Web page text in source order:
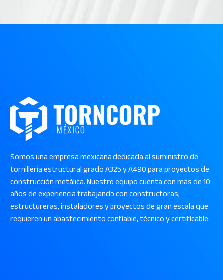
Somos una empresa mexicana dedicada al suministro de
tornillería estructural grado A325 y A490 para proyectos de
construcción metálica. Nuestro equipo cuenta con más de 10
años de experiencia trabajando con constructoras,
estructureras, instaladores y proyectos de gran escala que
requieren un abastecimiento confiable, técnico y certificable.